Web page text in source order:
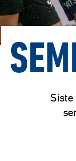
Siste